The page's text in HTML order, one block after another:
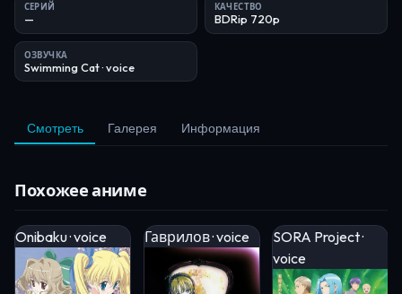
СЕРИЙ
—
КАЧЕСТВО
BDRip 720p
ОЗВУЧКА
Swimming Cat· voice
Смотреть Галерея Информация
Похожее аниме
Onibaku · voice Гаврилов · voice
SORA Project ·
voice